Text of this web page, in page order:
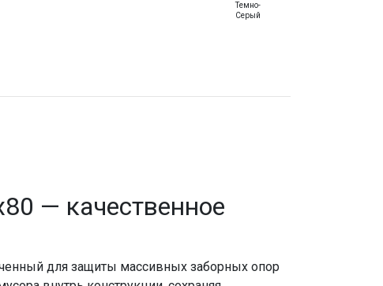
Темно-
Серый
— качественное
для защиты массивных заборных опор